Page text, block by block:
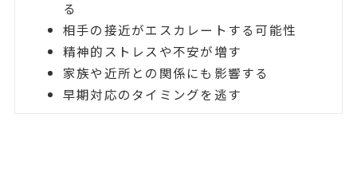
る
相手の接近がエスカレートする可能性
精神的ストレスや不安が増す
家族や近所との関係にも影響する
早期対応のタイミングを逃す